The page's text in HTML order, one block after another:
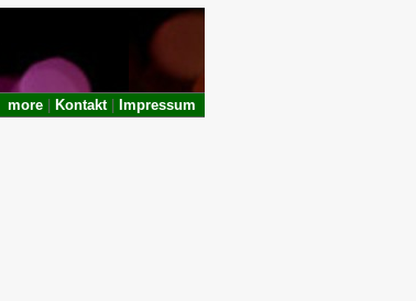
more Kontakt| Impressum